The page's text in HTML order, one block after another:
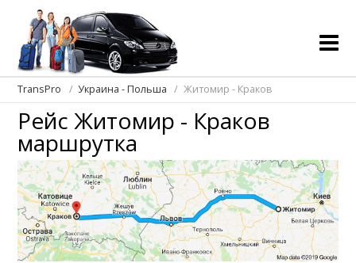
TransPro Украина - Польша Житомир - Краков
Рейс Житомир - Краков
маршрутка